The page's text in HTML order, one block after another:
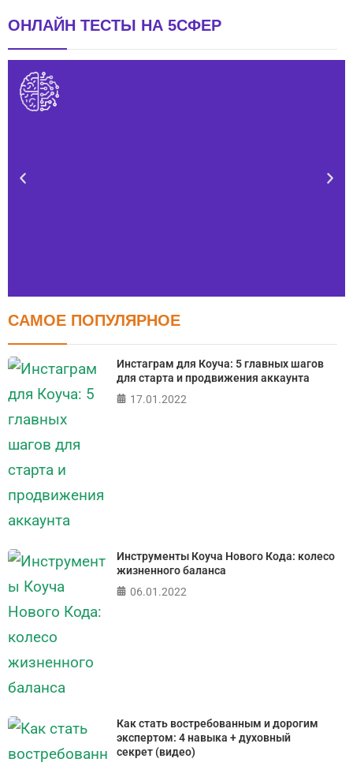
ОНЛАЙН ТЕСТЫ НА 5СФЕР
Тест FERMI
в 5 главных сферах
САМОЕ ПОПУЛЯРНОЕ
Инстаграм для Коуча: 5 главных шагов
для старта и продвижения аккаунта
17.01.2022
Инструменты Коуча Нового Кода: колесо
жизненного баланса
06.01.2022
Как стать востребованным и дорогим
экспертом: 4 навыка + духовный
секрет (видео)